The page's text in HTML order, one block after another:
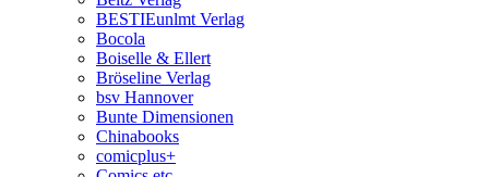
BESTIEunlmt Verlag
Bocola
Boiselle & Ellert
Bröseline Verlag
bsv Hannover
Bunte Dimensionen
Chinabooks
comicplus+